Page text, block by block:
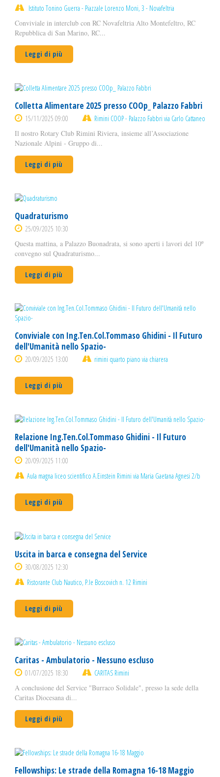
Istituto Tonino Guerra - Piazzale Lorenzo Moni, 3 - Novafeltria
Conviviale in interclub con RC Novafeltria Alto Montefeltro, RC
Repubblica di San Marino, RC...
Leggi di più
Colletta Alimentare 2025 presso COOp_ Palazzo Fabbri
15/11/2025 09:00
Rimini COOP - Palazzo Fabbri via Carlo Cattaneo
Il nostro Rotary Club Rimini Riviera, insieme all’Associazione
Nazionale Alpini - Gruppo di...
Leggi di più
Quadraturismo
25/09/2025 10:30
Questa mattina, a Palazzo Buonadrata, si sono aperti i lavori del 10º
convegno sul Quadraturismo...
Leggi di più
Conviviale con Ing.Ten.Col.Tommaso Ghidini - Il Futuro
dell'Umanità nello Spazio-
20/09/2025 13:00 rimini quarto piano via chiarera
Leggi di più
Relazione Ing.Ten.Col.Tommaso Ghidini - Il Futuro
dell'Umanità nello Spazio-
20/09/2025 11:00
Aula magna liceo scientifico A.Einstein Rimini via Maria Gaetana Agnesi 2/b
Leggi di più
Uscita in barca e consegna del Service
30/08/2025 12:30
Ristorante Club Nautico, P.le Boscovich n. 12 Rimini
Leggi di più
Caritas - Ambulatorio - Nessuno escluso
01/07/2025 18:30
CARITAS Rimini
A conclusione del Service "Burraco Solidale", presso la sede della
Caritas Diocesana di...
Leggi di più
Fellowships: Le strade della Romagna 16-18 Maggio